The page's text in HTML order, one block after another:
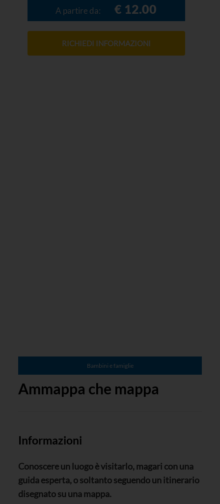
A partire da: € 12.00
RICHIEDI INFORMAZIONI
Bambini e famiglie
Ammappa che mappa
Informazioni
Conoscere un luogo è visitarlo, magari con una
guida esperta, o soltanto seguendo un itinerario
disegnato su una mappa.